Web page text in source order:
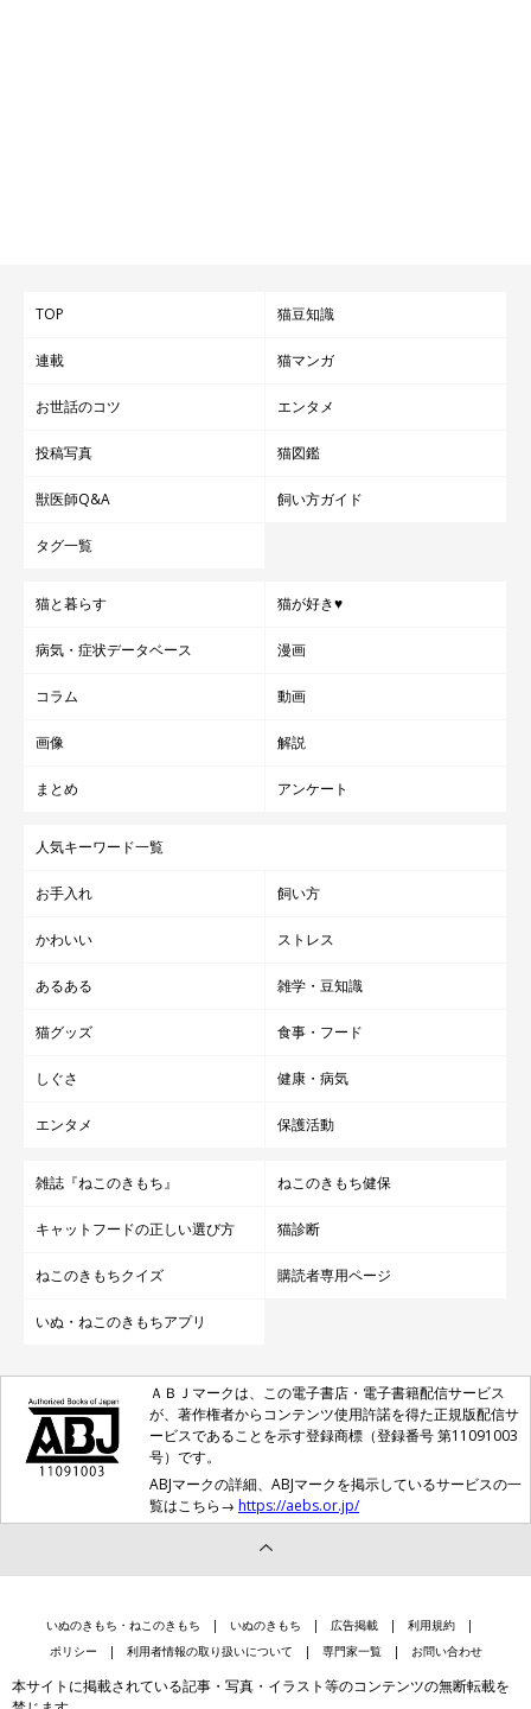
TOP 猫豆知識
連載 猫マンガ
お世話のコツ エンタメ
投稿写真 猫図鑑
獣医師Q&A 飼い方ガイド
タグ一覧
猫と暮らす 猫が好き♥
病気・症状データベース 漫画
コラム 動画
画像 解説
まとめ アンケート
人気キーワード一覧
お手入れ 飼い方
かわいい ストレス
あるある 雑学・豆知識
猫グッズ 食事・フード
しぐさ 健康・病気
エンタメ 保護活動
雑誌『ねこのきもち』 ねこのきもち健保
キャットフードの正しい選び方 猫診断
ねこのきもちクイズ 購読者専用ページ
いぬ・ねこのきもちアプリ
ＡＢＪマークは、この電子書店・電子書籍配信サービス
が、著作権者からコンテンツ使用許諾を得た正規版配信サ
ービスであることを示す登録商標（登録番号 第11091003
号）です。
ABJマークの詳細、ABJマークを掲示しているサービスの一
覧はこちら→ https://aebs.or.jp/
いぬのきもち・ねこのきもち いぬのきもち 広告掲載
利用規約
ポリシー
利用者情報の取り扱いについて 専門家一覧 お問い合わせ
本サイトに掲載されている記事・写真・イラスト等のコンテンツの無断転載を